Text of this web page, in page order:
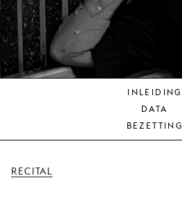
INLEIDING
DATA
BEZETTING
RECITAL